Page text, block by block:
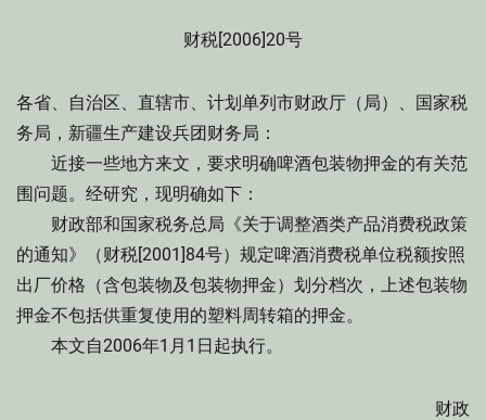
财税[2006]20号
各省、自治区、直辖市、计划单列市财政厅（局）、国家税
务局，新疆生产建设兵团财务局：
近接一些地方来文，要求明确啤酒包装物押金的有关范
围问题。经研究，现明确如下：
财政部和国家税务总局《关于调整酒类产品消费税政策
的通知》（财税[2001]84号）规定啤酒消费税单位税额按照
出厂价格（含包装物及包装物押金）划分档次，上述包装物
押金不包括供重复使用的塑料周转箱的押金。
本文自2006年1月1日起执行。
财政